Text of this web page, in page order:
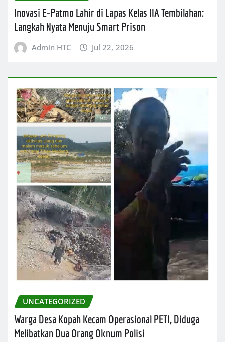
Inovasi E-Patmo Lahir di Lapas Kelas IIA Tembilahan:
Langkah Nyata Menuju Smart Prison
Admin HTC Jul 22, 2026
UNCATEGORIZED
Warga Desa Kopah Kecam Operasional PETI, Diduga
Melibatkan Dua Orang Oknum Polisi